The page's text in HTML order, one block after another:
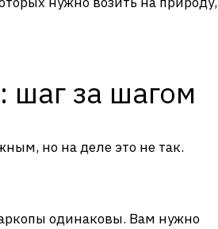
шаг за шагом
но на деле это не так.
одинаковы. Вам нужно